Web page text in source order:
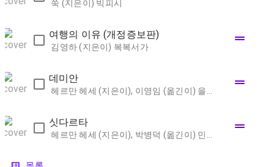
쑥 (지은이) 빅피시
여행의 이유 (개정증보판)
김영하 (지은이) 복복서가 drag_handle
데미안
헤르만 헤세 (지은이), 이영임 (옮긴이) 을유문화사 drag_handle
싯다르타
헤르만 헤세 (지은이), 박병덕 (옮긴이) 민음사 drag_handle
목록